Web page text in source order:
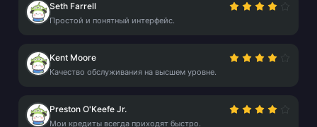
Seth Farrell
Простой и понятный интерфейс.
Kent Moore
Качество обслуживания на высшем уровне.
Preston O'Keefe Jr.
Мои кредиты всегда приходят быстро.